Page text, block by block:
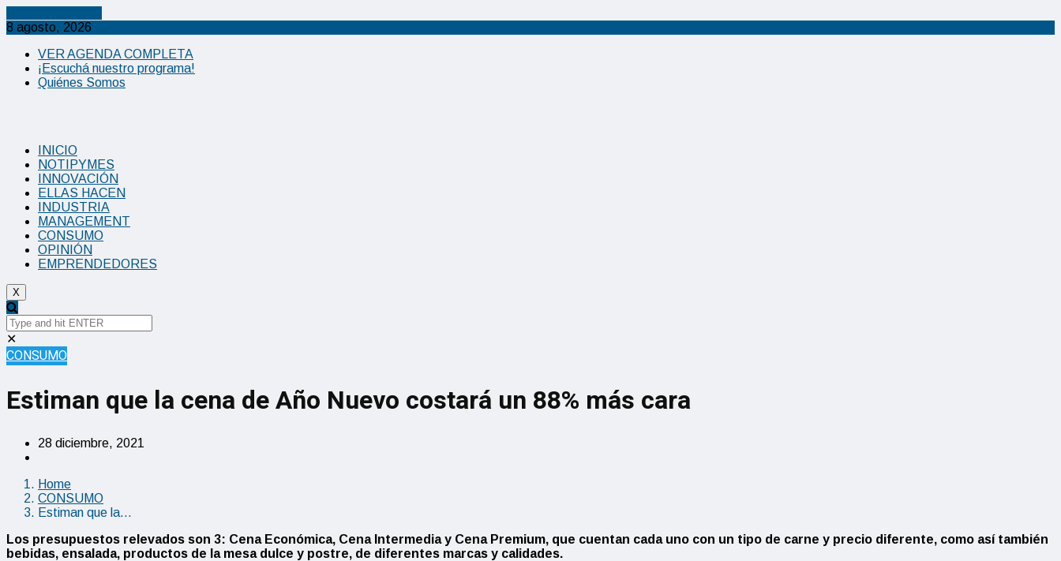
8 agosto, 2026
VER AGENDA COMPLETA
¡Escuchá nuestro programa!
Quiénes Somos
INICIO
NOTIPYMES
INNOVACIÓN
ELLAS HACEN
INDUSTRIA
MANAGEMENT
CONSUMO
OPINIÓN
EMPRENDEDORES
X
✕
CONSUMO
Estiman que la cena de Año Nuevo costará un 88% más cara
28 diciembre, 2021
Home
CONSUMO
Estiman que la…
Los presupuestos relevados son 3: Cena Económica, Cena Intermedia y Cena Premium, que cuentan cada uno con un tipo de carne y precio diferente, como asítambién
bebidas, ensalada, productos de la mesa dulce y postre, de diferentes marcas y calidades.